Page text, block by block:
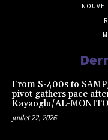
From S-400s to
pivot gathers pace
Kayaoglu/AL-
juillet 22, 2026